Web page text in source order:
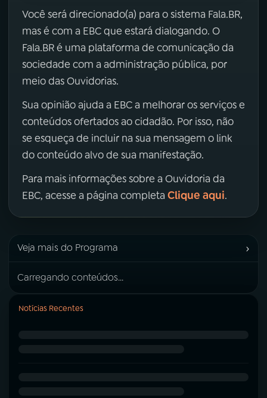
Você será direcionado(a) para o sistema Fala.BR,
mas é com a EBC que estará dialogando. O
Fala.BR é uma plataforma de comunicação da
sociedade com a administração pública, por
meio das Ouvidorias.
Sua opinião ajuda a EBC a melhorar os serviços e
conteúdos ofertados ao cidadão. Por isso, não
se esqueça de incluir na sua mensagem o link
do conteúdo alvo de sua manifestação.
Para mais informações sobre a Ouvidoria da
EBC, acesse a página completa Clique aqui.
Veja mais do Programa ›
Carregando conteúdos...
Notícias Recentes